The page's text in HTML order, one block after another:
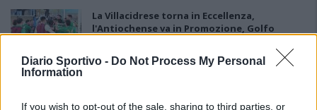
Diario Sportivo - Do Not Process My Personal
Information
If you wish to opt-out of the sale, sharing to third parties, or
La Villacidrese torna in Eccellenza,
l'Antiochense va in Promozione, Golfo